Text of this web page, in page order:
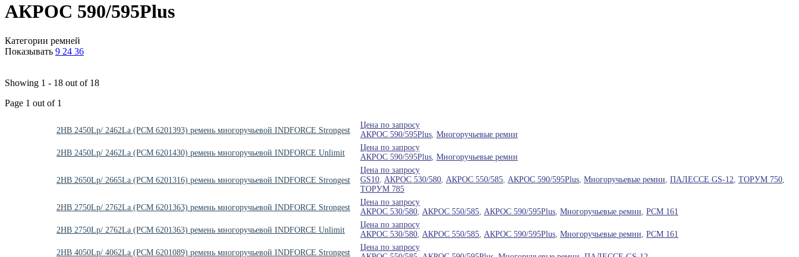
АКРОС 590/595Plus
Категории ремней
Показывать 9 24 36
Showing 1 - 18 out of 18
Page 1 out of 1
2HB 2450Lp/ 2462La (PCM 6201393) ремень многоручьевой INDFORCE Strongest
Цена по запросу
АКРОС 590/595Plus Многоручьевые ремни
2HB 2450Lp/ 2462La (PCM 6201430) ремень многоручьевой INDFORCE Unlimit
Цена по запросу
АКРОС 590/595Plus Многоручьевые ремни
2HB 2650Lp/ 2665La (PCM 6201316) ремень многоручьевой INDFORCE Strongest
Цена по запросу
GS10 АКРОС 530/580 АКРОС 550/585 АКРОС 590/595Plus Многоручьевые ремни ПАЛЕССЕ GS-12 ТОРУМ 750
ТОРУМ 785
2HB 2750Lp/ 2762La (PCM 6201363) ремень многоручьевой INDFORCE Strongest
Цена по запросу
АКРОС 530/580 АКРОС 550/585 АКРОС 590/595Plus Многоручьевые ремни РСМ 161
2HB 2750Lp/ 2762La (PCM 6201363) ремень многоручьевой INDFORCE Unlimit
Цена по запросу
АКРОС 530/580 АКРОС 550/585 АКРОС 590/595Plus Многоручьевые ремни РСМ 161
2HB 4050Lp/ 4062La (PCM 6201089) ремень многоручьевой INDFORCE Strongest
Цена по запросу